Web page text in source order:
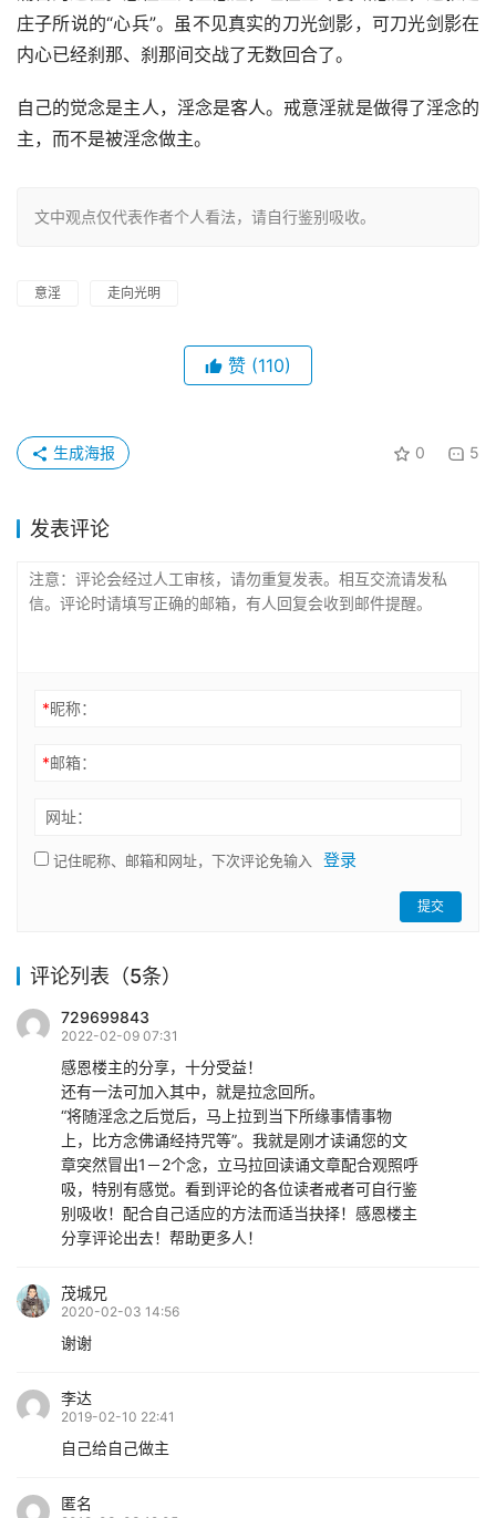
庄子所说的“心兵”。虽不见真实的刀光剑影，可刀光剑影在
内心已经刹那、刹那间交战了无数回合了。
自己的觉念是主人，淫念是客人。戒意淫就是做得了淫念的
主，而不是被淫念做主。
文中观点仅代表作者个人看法，请自行鉴别吸收。
意淫 走向光明
赞 (110)
0 5
生成海报
发表评论
*昵称：
*邮箱：
网址：
记住昵称、邮箱和网址，下次评论免输入 登录
提交
评论列表（5条）
729699843
2022-02-09 07:31
感恩楼主的分享，十分受益！
还有一法可加入其中，就是拉念回所。
“将随淫念之后觉后，马上拉到当下所缘事情事物
上，比方念佛诵经持咒等”。我就是刚才读诵您的文
章突然冒出1－2个念，立马拉回读诵文章配合观照呼
吸，特别有感觉。看到评论的各位读者戒者可自行鉴
别吸收！配合自己适应的方法而适当抉择！感恩楼主
分享评论出去！帮助更多人！
茂城兄
2020-02-03 14:56
谢谢
李达
2019-02-10 22:41
自己给自己做主
匿名